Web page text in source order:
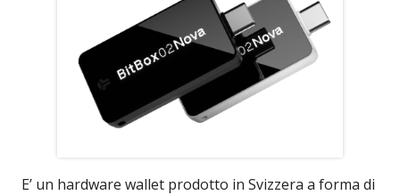
E’ un hardware wallet prodotto in Svizzera a forma di